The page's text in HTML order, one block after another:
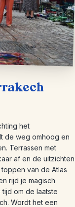
het
de weg omhoog en
Terrassen met
af en de uitzichten
van de Atlas
rijd je magisch
om de laatste
Wordt het een